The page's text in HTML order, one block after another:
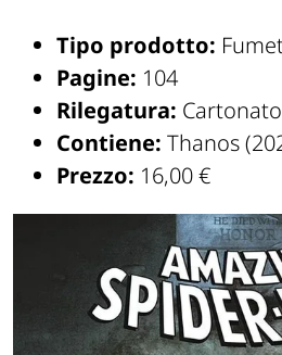
Tipo prodotto:
Pagine: 104
Rilegatura: Cartonato
Contiene: Thanos
Prezzo: 16,00 €